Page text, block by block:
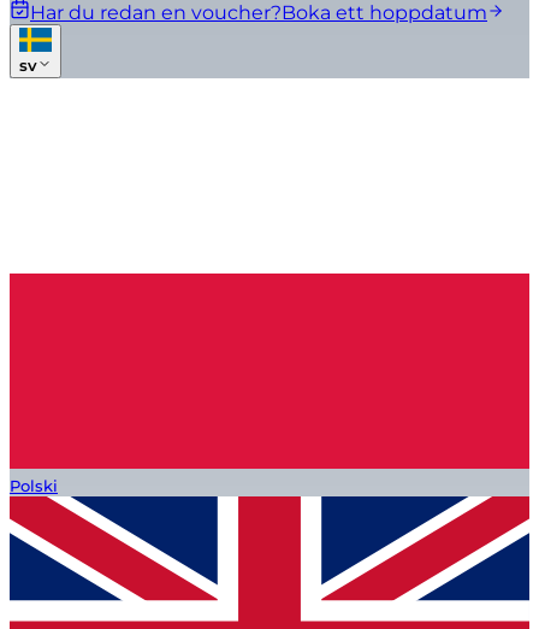
Har du redan en voucher?Boka ett hoppdatum
sv
Polski